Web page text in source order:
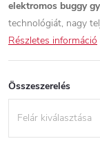
elektromos buggy
technológiát, nagy
Részletes információ
Összeszerelés